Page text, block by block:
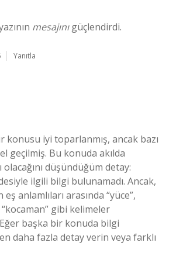
mesajınıgüçlendirdi.
Yanıtla
konusu iyi toparlanmış, ancak bazı
geçilmiş. Bu konuda akılda
olacağını düşündüğüm detay:
ilgili bilgi bulunamadı. Ancak,
anlamlıları arasında “yüce”,
gibi kelimeler
başka bir konuda bilgi
daha fazla detay verin veya farklı